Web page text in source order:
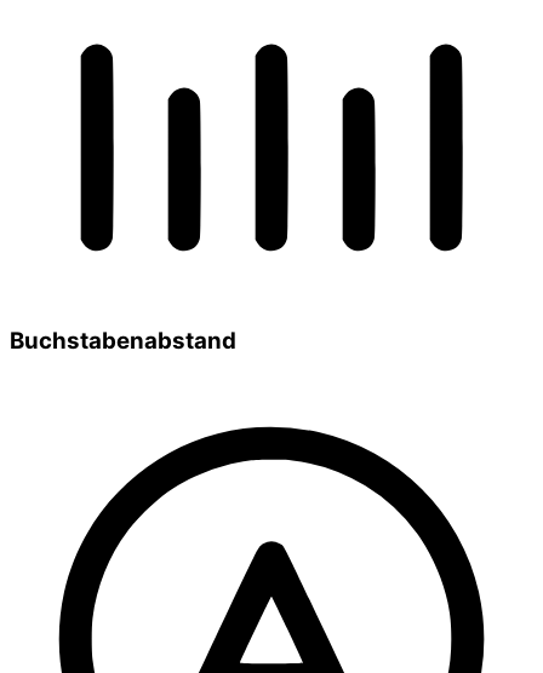
Buchstabenabstand